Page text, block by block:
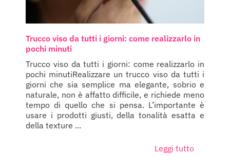
Trucco viso da tutti i giorni: come realizzarlo in
pochi minuti
Trucco viso da tutti i giorni: come realizzarlo in
pochi minutiRealizzare un trucco viso da tutti i
giorni che sia semplice ma elegante, sobrio e
naturale, non è affatto difficile, e richiede meno
tempo di quello che si pensa. L’importante è
usare i prodotti giusti, della tonalità esatta e
della texture ...
Leggi tutto